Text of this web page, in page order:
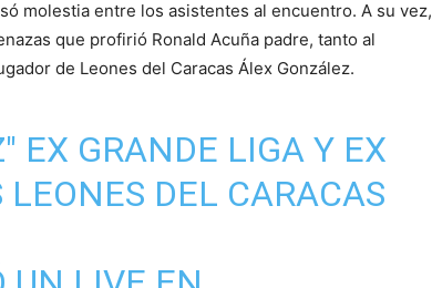
molestia entre los asistentes al encuentro. A su vez,
que profirió Ronald Acuña padre, tanto al
de Leones del Caracas Álex González.
EX GRANDE LIGA Y EX
LEONES DEL CARACAS